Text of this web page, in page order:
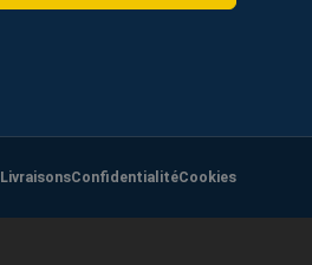
LivraisonsConfidentialitéCookies